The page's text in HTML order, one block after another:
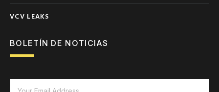
VCV LEAKS
BOLETÍN DE NOTICIAS